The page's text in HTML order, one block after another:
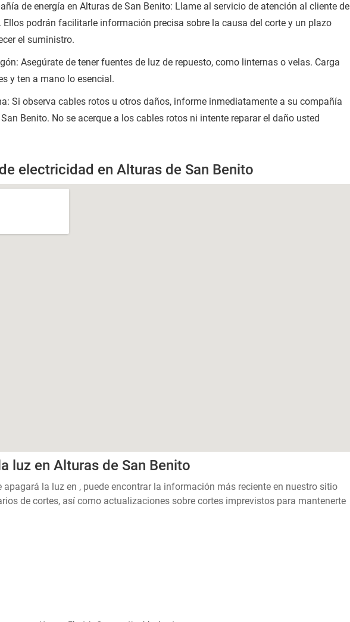
de energía en Alturas de San Benito: Llame al servicio de atención al cliente de
podrán facilitarle información precisa sobre la causa del corte y un plazo
el suministro.
Asegúrate de tener fuentes de luz de repuesto, como linternas o velas. Carga
y ten a mano lo esencial.
Si observa cables rotos u otros daños, informe inmediatamente a su compañía
Benito. No se acerque a los cables rotos ni intente reparar el daño usted
electricidad en Alturas de San Benito
luz en Alturas de San Benito
apagará la luz en , puede encontrar la información más reciente en nuestro sitio
de cortes, así como actualizaciones sobre cortes imprevistos para mantenerte